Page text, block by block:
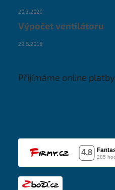
20.3.2020
Výpočet ventilátoru
29.5.2018
Přijímáme online platby